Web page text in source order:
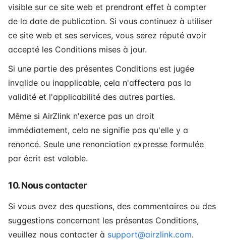
visible sur ce site web et prendront effet à compter
de la date de publication. Si vous continuez à utiliser
ce site web et ses services, vous serez réputé avoir
accepté les Conditions mises à jour.
Si une partie des présentes Conditions est jugée
invalide ou inapplicable, cela n'affectera pas la
validité et l'applicabilité des autres parties.
Même si AirZlink n'exerce pas un droit
immédiatement, cela ne signifie pas qu'elle y a
renoncé. Seule une renonciation expresse formulée
par écrit est valable.
10. Nous contacter
Si vous avez des questions, des commentaires ou des
suggestions concernant les présentes Conditions,
veuillez nous contacter à support@airzlink.com.